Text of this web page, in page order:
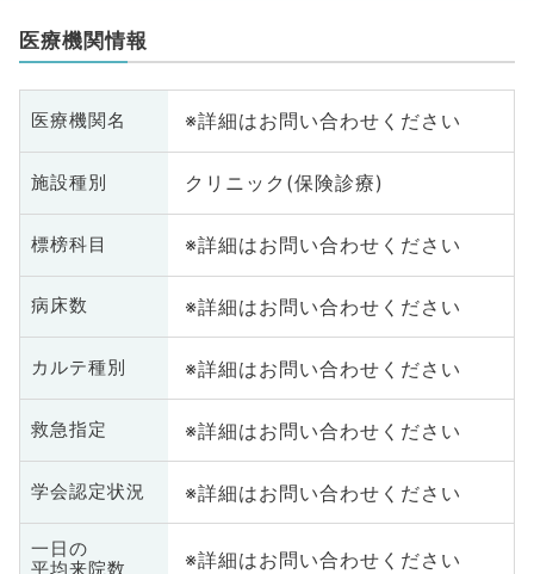
医療機関情報
医療機関名 ※詳細はお問い合わせください
施設種別 クリニック(保険診療)
標榜科目 ※詳細はお問い合わせください
病床数 ※詳細はお問い合わせください
カルテ種別 ※詳細はお問い合わせください
救急指定 ※詳細はお問い合わせください
学会認定状況 ※詳細はお問い合わせください
一日の
※詳細はお問い合わせください